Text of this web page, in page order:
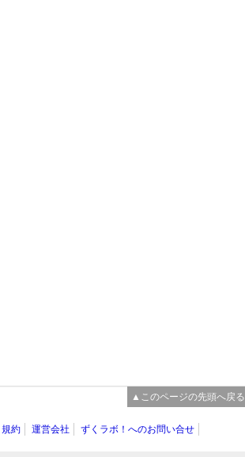
▲このページの先頭へ戻る
規約 運営会社 ずくラボ！へのお問い合せ